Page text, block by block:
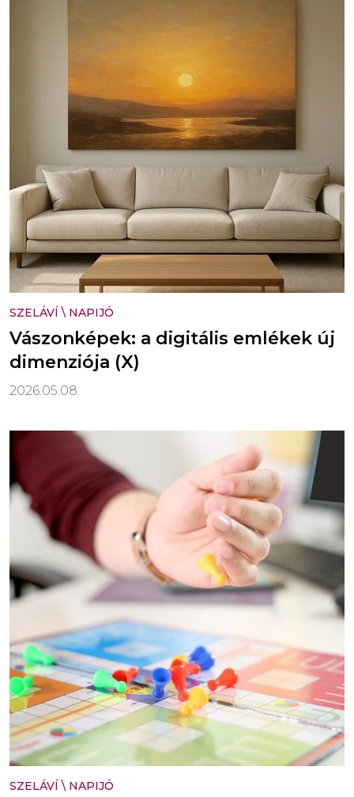
SZELÁVÍ \ NAPIJÓ
Vászonképek: a digitális emlékek új
dimenziója (X)
2026.05.08.
SZELÁVÍ \ NAPIJÓ